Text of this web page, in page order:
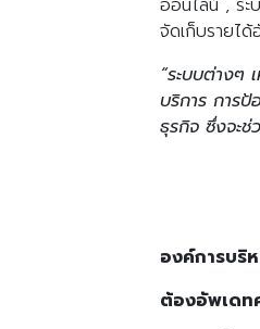
จัดเก็บรายไ
“ระบบต่างๆ
บริการ การ
ธุรกิจ ซึ่งจะช่
องค์การบริ
ต้องอัพเดท